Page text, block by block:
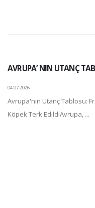
AVRUPA’ NIN UTANÇ
04.07.2026
Avrupa'nın Utanç Tablosu:
Köpek Terk EdildiAvrupa, ...